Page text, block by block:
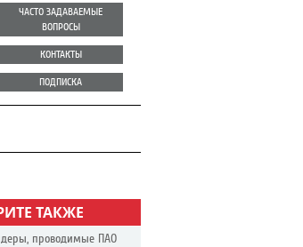
ЧАСТО ЗАДАВАЕМЫЕ
ВОПРОСЫ
КОНТАКТЫ
ПОДПИСКА
ТАКЖЕ
проводимые ПАО